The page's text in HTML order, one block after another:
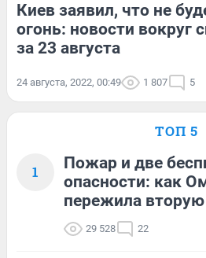
Киев заявил, что не
огонь: новости вокруг
за 23 августа
24 августа, 2022, 00:49 1 807 5
ТОП 5
1
Пожар и две
опасности: как
пережила
29 528 22